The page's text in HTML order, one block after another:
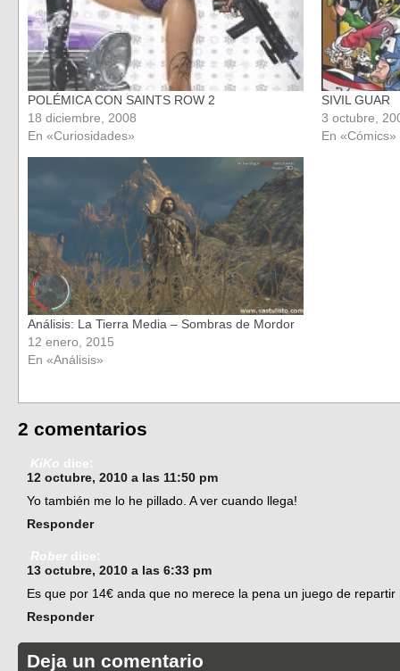
POLÉMICA CON SAINTS ROW 2
18 diciembre, 2008
En «Curiosidades»
SIVIL GUAR
3 octubre,
En «Cómics»
Análisis: La Tierra Media – Sombras de Mordor
12 enero, 2015
En «Análisis»
2 comentarios
KiKo dice:
12 octubre, 2010 a las 11:50 pm
Yo también me lo he pillado. A ver cuando llega!
Responder
Rober dice:
13 octubre, 2010 a las 6:33 pm
Es que por 14€ anda que no merece la pena un juego de
Responder
Deja un comentario